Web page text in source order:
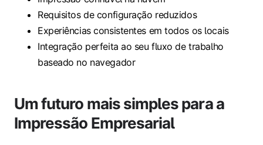
Requisitos de configuração reduzidos
Experiências consistentes em todos os locais
Integração perfeita ao seu fluxo de trabalho
baseado no navegador
Um futuro mais simples para a
Impressão Empresarial